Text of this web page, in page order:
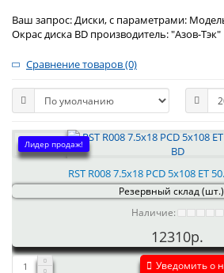
Ваш запрос: Диски, с параметрами:
Окрас диска BD производитель: "Азов-Тэк"
Сравнение товаров (0)
Лидер продаж!
RST R008 7.5x18 PCD 5x108 ET
Резервный склад
Наличие:
12310р.
Уведомить о